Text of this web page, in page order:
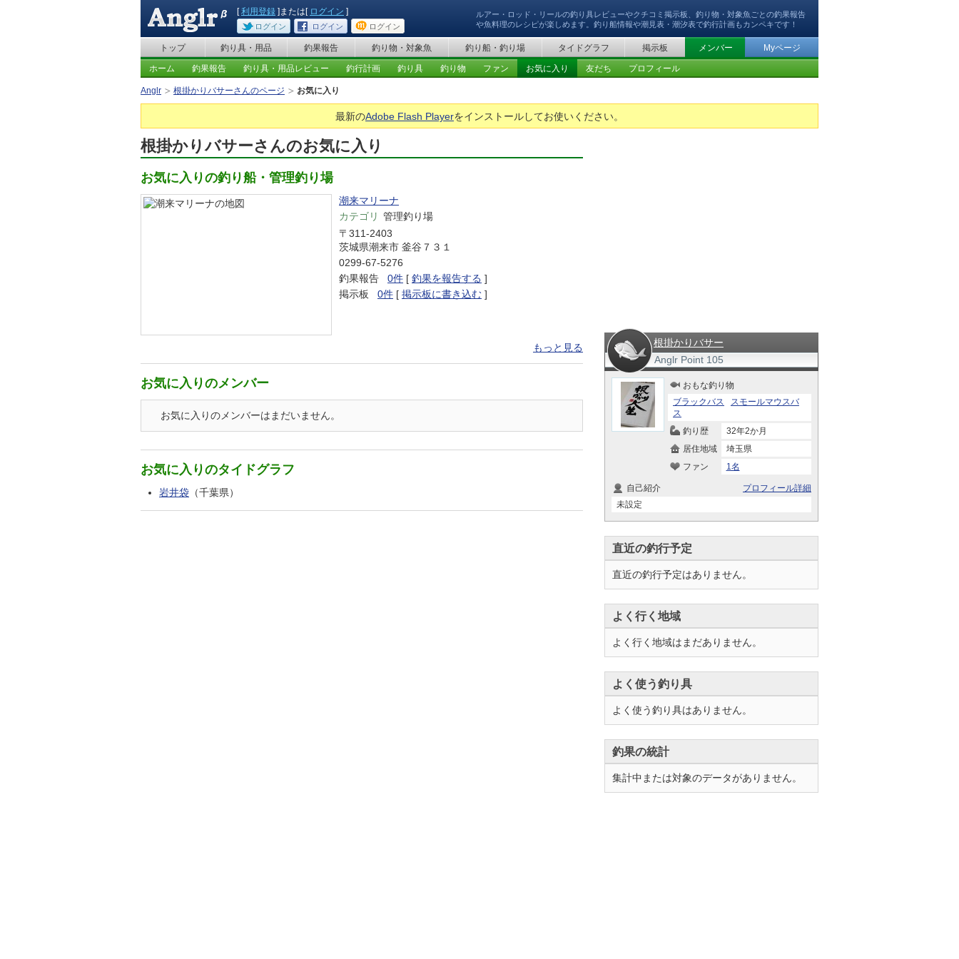
ルアー・ロッド・リールの釣り具レビューやクチコミ掲示板、釣り物・対象魚ごとの釣果報告
や魚料理のレシピが楽しめます。釣り船情報や潮見表・潮汐表で釣行計画もカンペキです！
[利用登録 ]または[ ログイン ]
ログイン ログイン ログイン
トップ 釣り具・用品 釣果報告 釣り物・対象魚 釣り船・釣り場 タイドグラフ 掲示板 メンバー Myページ
ホーム 釣果報告 釣り具・用品レビュー 釣行計画 釣り具 釣り物 ファン お気に入り 友だち プロフィール
Anglr 根掛かりバサーさんのページ お気に入り
最新のAdobe Flash Playerをインストールしてお使いください。
根掛かりバサーさんのお気に入り
お気に入りの釣り船・管理釣り場
潮来マリーナ
カテゴリ 管理釣り場
〒311-2403
茨城県潮来市 釜谷７３１
0299-67-5276
釣果報告
0件 [ 釣果を報告する ]
掲示板
0件 [ 掲示板に書き込む ]
もっと見る
お気に入りのメンバー
お気に入りのメンバーはまだいません。
お気に入りのタイドグラフ
岩井袋 （千葉県）
根掛かりバサー
Anglr Point 105
おもな釣り物
ブラックバス
スモールマウスバ
ス
釣り歴
32年2か月
居住地域
埼玉県
ファン
1名
プロフィール詳細
自己紹介
未設定
直近の釣行予定
直近の釣行予定はありません。
よく行く地域
よく行く地域はまだありません。
よく使う釣り具
よく使う釣り具はありません。
釣果の統計
集計中または対象のデータがありません。